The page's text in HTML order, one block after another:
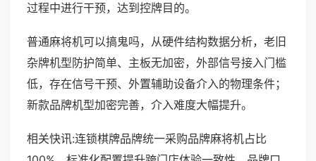
过程中进行干预，达到控牌目的。
普通麻将机可以搞鬼吗，从硬件结构数据分析，老旧
杂牌机型防护简单、主板无加密，外部信号接入门槛
低，存在信号干预、外置辅助设备介入的物理条件；
新款品牌机型加密完善，介入难度大幅提升。
相关快讯:连锁棋牌品牌统一采购品牌麻将机占比